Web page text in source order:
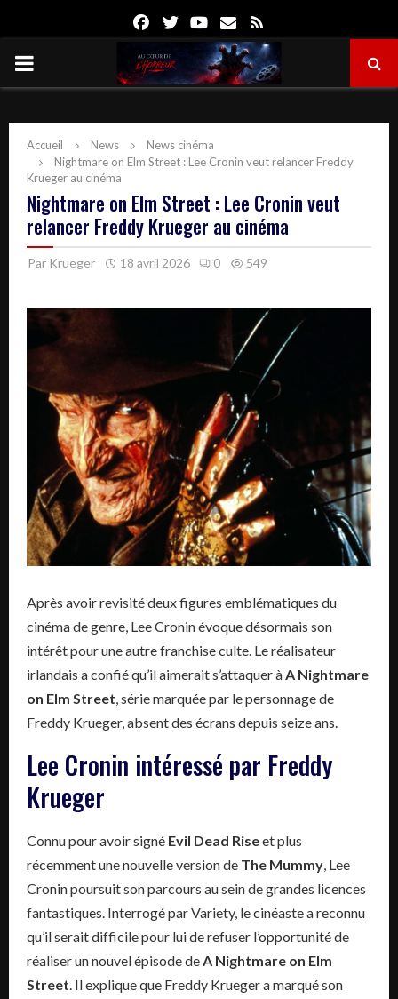
FacebookTwitterYoutube
Email
PRIMARY
Accueil News
News cinéma
Nightmare on Elm Street : Lee Cronin veut relancer Freddy
Krueger au cinéma
Nightmare on Elm Street : Lee Cronin veut
relancer Freddy Krueger au cinéma
Par Krueger 18 avril 2026 0 549
Après avoir revisité deux figures emblématiques du
cinéma de genre, Lee Cronin évoque désormais son
intérêt pour une autre franchise culte. Le réalisateur
irlandais a confié qu’il aimerait s’attaquer àA Nightmare
on Elm Street, série marquée par le personnage de
Freddy Krueger, absent des écrans depuis seize ans.
Lee Cronin intéressé par Freddy
Krueger
Connu pour avoir signé Evil Dead Riseet plus
récemment une nouvelle version de The Mummy, Lee
Cronin poursuit son parcours au sein de grandes licences
fantastiques. Interrogé par Variety, le cinéaste a reconnu
qu’il serait difficile pour lui de refuser l’opportunité de
réaliser un nouvel épisode deA Nightmare on Elm
Street. Il explique que Freddy Krueger a marqué son